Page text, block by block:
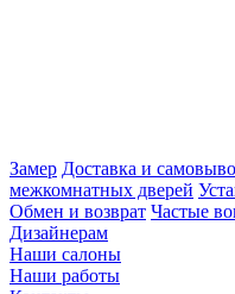
Замер Доставка и
межкомнатных дверей
Обмен и возврат Частые
Дизайнерам
Наши салоны
Наши работы